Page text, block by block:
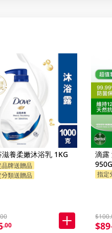
滋養柔嫩沐浴乳 1KG
品牌送贈品
分類送贈品
.00
滴露
指定
$89